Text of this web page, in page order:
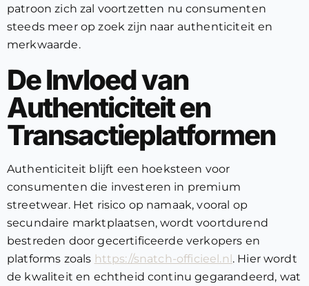
patroon zich zal voortzetten nu consumenten
steeds meer op zoek zijn naar authenticiteit en
merkwaarde.
De Invloed van
Authenticiteit en
Transactieplatformen
Authenticiteit blijft een hoeksteen voor
consumenten die investeren in premium
streetwear. Het risico op namaak, vooral op
secundaire marktplaatsen, wordt voortdurend
bestreden door gecertificeerde verkopers en
platforms zoals https://snatch-officieel.nl. Hier wordt
de kwaliteit en echtheid continu gegarandeerd, wat